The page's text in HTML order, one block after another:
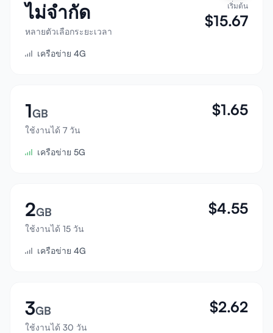
แนะนำเพื่อน
เป็นพันธมิตร
ศูนย์ช่วยเหลือ
ความเข้ากันได้ของอุปกรณ์
เข้าสู่ระบบ
ไม่จำกัด
หลายตัวเลือกระยะเวลา
เริ่มต้น
$15.67
เครือข่าย 4G
1GB
ใช้งานได้ 7 วัน
$1.65
เครือข่าย 5G
2GB
ใช้งานได้ 15 วัน
$4.55
เครือข่าย 4G
3GB
ใช้งานได้ 30 วัน
$2.62